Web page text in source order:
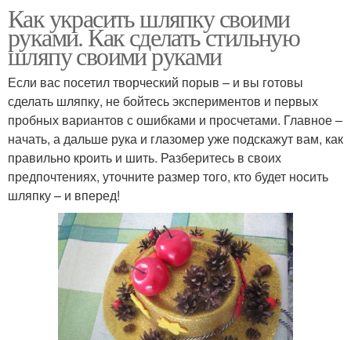
Как украсить шляпку своими
руками. Как сделать стильную
шляпу своими руками
Если вас посетил творческий порыв – и вы готовы
сделать шляпку, не бойтесь экспериментов и первых
пробных вариантов с ошибками и просчетами. Главное –
начать, а дальше рука и глазомер уже подскажут вам, как
правильно кроить и шить. Разберитесь в своих
предпочтениях, уточните размер того, кто будет носить
шляпку – и вперед!